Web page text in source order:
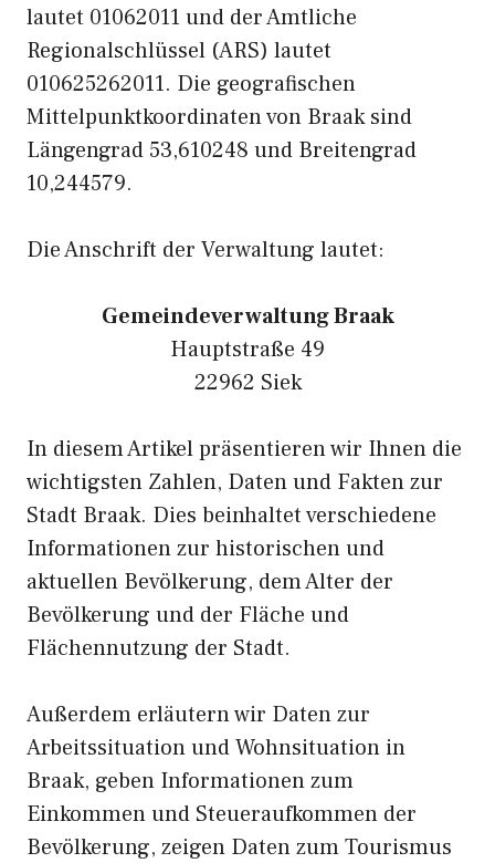
lautet 01062011 und der Amtliche
Regionalschlüssel (ARS) lautet
010625262011. Die geografischen
Mittelpunktkoordinaten von Braak sind
Längengrad 53,610248 und Breitengrad
10,244579.
Die Anschrift der Verwaltung lautet:
Gemeindeverwaltung Braak
Hauptstraße 49
22962 Siek
In diesem Artikel präsentieren wir Ihnen die
wichtigsten Zahlen, Daten und Fakten zur
Stadt Braak. Dies beinhaltet verschiedene
Informationen zur historischen und
aktuellen Bevölkerung, dem Alter der
Bevölkerung und der Fläche und
Flächennutzung der Stadt.
Außerdem erläutern wir Daten zur
Arbeitssituation und Wohnsituation in
Braak, geben Informationen zum
Einkommen und Steueraufkommen der
Bevölkerung, zeigen Daten zum Tourismus